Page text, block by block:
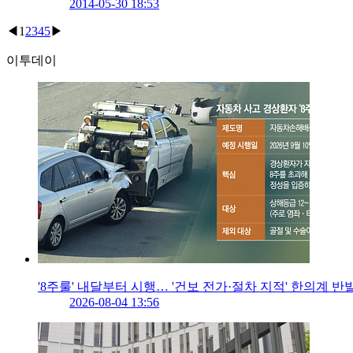
2014-05-30 18:53
◀ 1 2345▶
이투데이
'8주룰' 내달부터 시행… '건보 전가·절차 지적' 한의계 반
2026-08-04 13:56